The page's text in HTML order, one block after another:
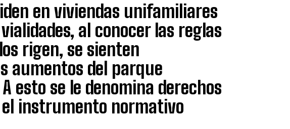
en viviendas unifamiliares
al conocer las reglas
rigen, se sienten
aumentos del parque
esto se le denomina derechos
instrumento normativo